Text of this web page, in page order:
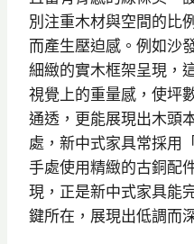
別注重木材與空間的比
而產生壓迫感。例如沙
細緻的實木框架呈現，
視覺上的重量感，使坪
通透，更能展現出木頭
處，新中式家具常採用
手處使用精緻的古銅配
現，正是新中式家具能
鍵所在，展現出低調而